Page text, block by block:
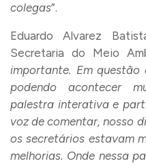
colegas”.
Eduardo Alvarez
Secretaria do Meio
importante. Em questão
podendo acontecer
palestra interativa e
voz de comentar, nosso
os secretários estavam
melhorias. Onde nessa